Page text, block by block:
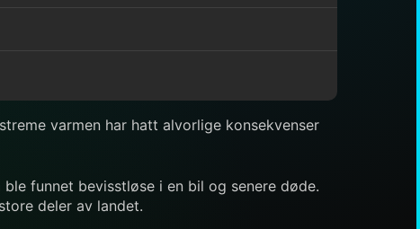
varmen har hatt alvorlige konsekvenser
funnet bevisstløse i en bil og senere døde.
deler av landet.